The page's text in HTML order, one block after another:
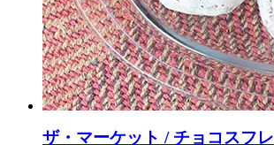
ザ・マーケット / チョコスフレ